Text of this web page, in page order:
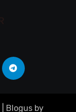
Blogus by